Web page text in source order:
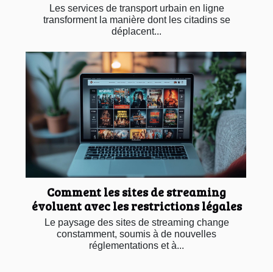
Les services de transport urbain en ligne
transforment la manière dont les citadins se
déplacent...
Comment les sites de streaming
évoluent avec les restrictions légales
Le paysage des sites de streaming change
constamment, soumis à de nouvelles
réglementations et à...